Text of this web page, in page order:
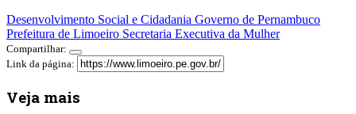
Desenvolvimento Social e Cidadania Governo de Pernambuco
Prefeitura de Limoeiro Secretaria Executiva da Mulher
Compartilhar:
Link da página:
Veja mais